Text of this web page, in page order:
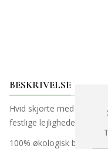
BESKRIVELSE
Hvid skjorte med
festlige lejligheder.
100% økologisk bomuld